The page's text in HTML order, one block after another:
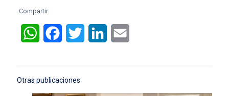
Compartir:
WhatsAppFacebookTwitter LinkedIn
Otras publicaciones